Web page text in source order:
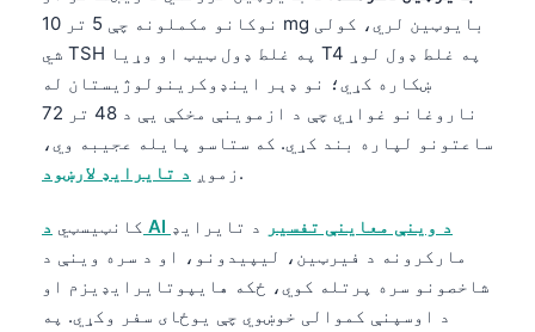
نوکانو مکملونه چې 5 تر 10 mg بایوټین لري، کولی
شي TSH په غلط ډول ټیټ او وړیا T4 په غلط ډول لوړ
ښکاره کړي؛ نو ډېر اینډوکرینولوژیستان له
ناروغانو غواړي چې د ازموینې مخکې یې د 48 تر 72
ساعتونو لپاره بند کړي. که ستاسو پایله عجیبه وي،
زموږ د تایرایډ لارښود .
کانټیسټي د AI د وینې معاینې تفسیر د تایرایډ
مارکرونه د فیرټین، لیپیدونو، او د سره وینې د
شاخصونو سره پرتله کوي، ځکه هایپوتایرایډیزم او
د اوسپنې کموالی خوښوي چې یوځای سفر وکړي. په
Македонски јазик
Euskara
Gàidhlig
العربية المغربية
Afrikaans
Монгол
ພາສາລາວ